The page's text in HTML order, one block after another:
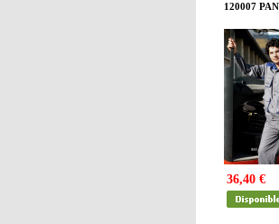
120007
36,40 €